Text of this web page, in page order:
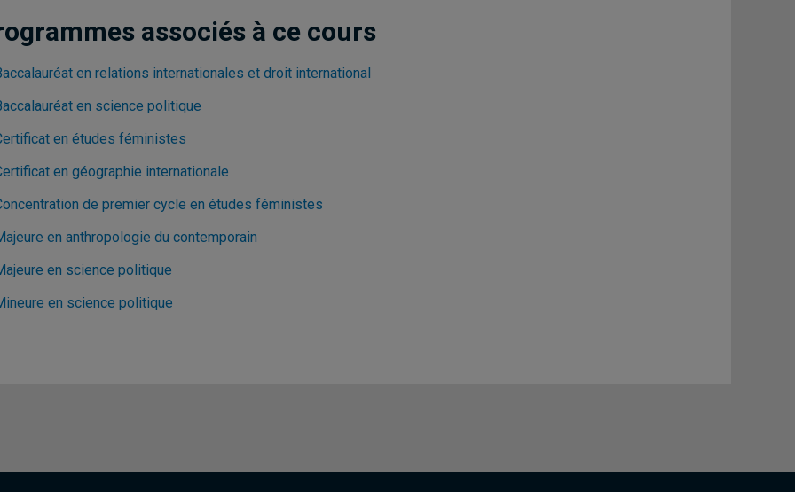
associés à ce cours
en relations internationales et droit international
en science politique
en études féministes
en géographie internationale
de premier cycle en études féministes
en anthropologie du contemporain
en science politique
en science politique